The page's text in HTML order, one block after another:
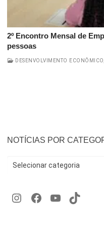
2º Encontro Mensal de
pessoas
DESENVOLVIMENTO
NOTÍCIAS POR